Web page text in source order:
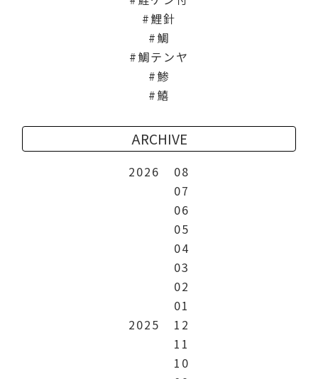
鯉針
鯛
鯛テンヤ
鯵
鱚
ARCHIVE
2026
08
07
06
05
04
03
02
01
2025
12
11
10